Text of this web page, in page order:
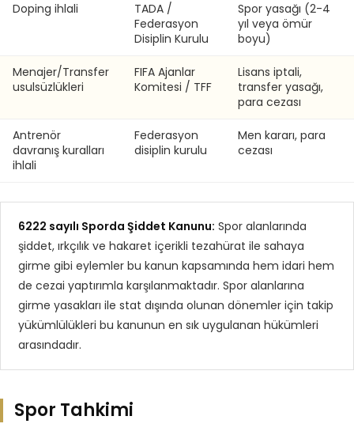
Doping ihlali
TADA /
Federasyon
Disiplin Kurulu
Spor yasağı (2-4
yıl veya ömür
boyu)
Menajer/Transfer
usulsüzlükleri
FIFA Ajanlar
Komitesi / TFF
Lisans iptali,
transfer yasağı,
para cezası
Antrenör
davranış kuralları
ihlali
Federasyon
disiplin kurulu
Men kararı, para
cezası
6222 sayılı Sporda Şiddet Kanunu: Spor alanlarında
şiddet, ırkçılık ve hakaret içerikli tezahürat ile sahaya
girme gibi eylemler bu kanun kapsamında hem idari hem
de cezai yaptırımla karşılanmaktadır. Spor alanlarına
girme yasakları ile stat dışında olunan dönemler için takip
yükümlülükleri bu kanunun en sık uygulanan hükümleri
arasındadır.
Spor Tahkimi